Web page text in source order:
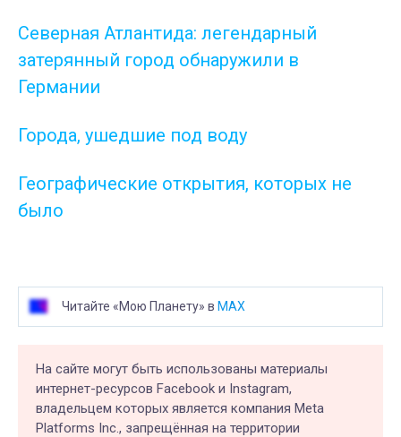
Северная Атлантида: легендарный
затерянный город обнаружили в
Германии
Города, ушедшие под воду
Географические открытия, которых не
было
Читайте «Мою Планету» в MAX
На сайте могут быть использованы материалы
интернет-ресурсов Facebook и Instagram,
владельцем которых является компания Meta
Platforms Inc., запрещённая на территории